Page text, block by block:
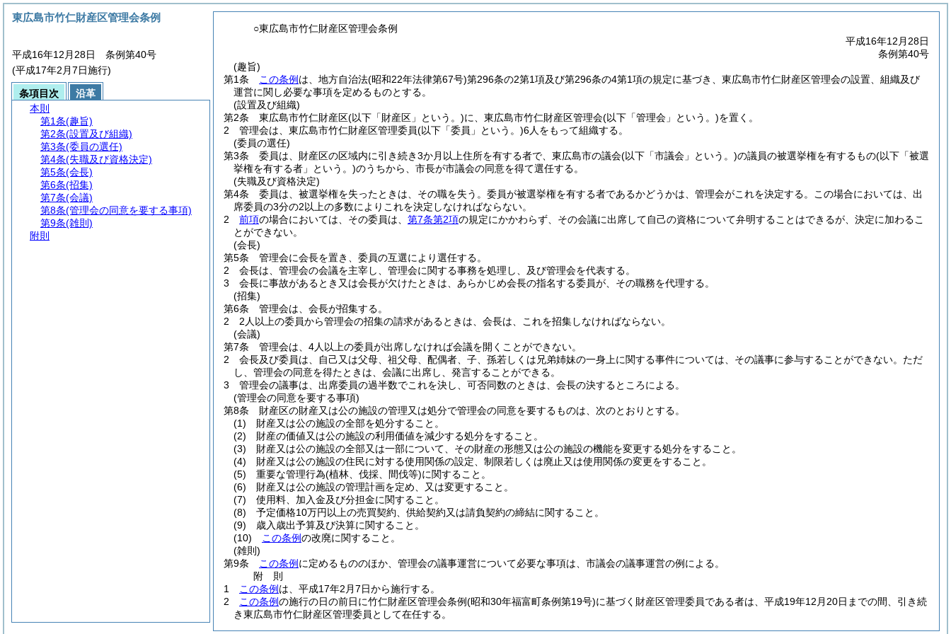
○東広島市竹仁財産区管理会条例
平成16年12月28日
条例第40号
(趣旨)
第1条
この条例 は、地方自治法(昭和22年法律第67号)第296条の2第1項及び第296条の4第1項の規定に基づき、東広島市竹仁財産区管理会の設置、組織及び
運営に関し必要な事項を定めるものとする。
(設置及び組織)
第2条
東広島市竹仁財産区(以下「財産区」という。)に、東広島市竹仁財産区管理会(以下「管理会」という。)を置く。
2
管理会は、東広島市竹仁財産区管理委員(以下「委員」という。)6人をもって組織する。
(委員の選任)
第3条
委員は、財産区の区域内に引き続き3か月以上住所を有する者で、東広島市の議会(以下「市議会」という。)の議員の被選挙権を有するもの(以下「被選
挙権を有する者」という。)のうちから、市長が市議会の同意を得て選任する。
(失職及び資格決定)
第4条
委員は、被選挙権を失ったときは、その職を失う。 委員が被選挙権を有する者であるかどうかは、管理会がこれを決定する。
この場合においては、出
席委員の3分の2以上の多数によりこれを決定しなければならない。
2
前項の場合においては、その委員は、 第7条第2項の規定にかかわらず、その会議に出席して自己の資格について弁明することはできるが、決定に加わるこ
とができない。
(会長)
第5条
管理会に会長を置き、委員の互選により選任する。
2
会長は、管理会の会議を主宰し、管理会に関する事務を処理し、及び管理会を代表する。
3
会長に事故があるとき又は会長が欠けたときは、あらかじめ会長の指名する委員が、その職務を代理する。
(招集)
第6条
管理会は、会長が招集する。
2
2人以上の委員から管理会の招集の請求があるときは、会長は、これを招集しなければならない。
(会議)
第7条
管理会は、4人以上の委員が出席しなければ会議を開くことができない。
2
会長及び委員は、自己又は父母、祖父母、配偶者、子、孫若しくは兄弟姉妹の一身上に関する事件については、その議事に参与することができない。 ただ
し、管理会の同意を得たときは、会議に出席し、発言することができる。
3
管理会の議事は、出席委員の過半数でこれを決し、可否同数のときは、会長の決するところによる。
(管理会の同意を要する事項)
第8条
財産区の財産又は公の施設の管理又は処分で管理会の同意を要するものは、次のとおりとする。
(1)
財産又は公の施設の全部を処分すること。
(2)
財産の価値又は公の施設の利用価値を減少する処分をすること。
(3)
財産又は公の施設の全部又は一部について、その財産の形態又は公の施設の機能を変更する処分をすること。
(4)
財産又は公の施設の住民に対する使用関係の設定、制限若しくは廃止又は使用関係の変更をすること。
(5)
重要な管理行為(植林、伐採、間伐等)に関すること。
(6)
財産又は公の施設の管理計画を定め、又は変更すること。
(7)
使用料、加入金及び分担金に関すること。
(8)
予定価格10万円以上の売買契約、供給契約又は請負契約の締結に関すること。
(9)
歳入歳出予算及び決算に関すること。
(10)
この条例の改廃に関すること。
(雑則)
第9条
この条例 に定めるもののほか、管理会の議事運営について必要な事項は、市議会の議事運営の例による。
附 則
1
この条例 は、平成17年2月7日から施行する。
2
この条例の施行の日の前日に竹仁財産区管理会条例(昭和30年福富町条例第19号)に基づく財産区管理委員である者は、平成19年12月20日までの間、引き続
き東広島市竹仁財産区管理委員として在任する。
東広島市竹仁財産区管理会条例
平成16年12月28日 条例第40号
(平成17年2月7日施行)
条項目次
沿革
本則
第1条(趣旨)
第2条(設置及び組織)
第3条(委員の選任)
第4条(失職及び資格決定)
第5条(会長)
第6条(招集)
第7条(会議)
第8条(管理会の同意を要する事項)
第9条(雑則)
附則